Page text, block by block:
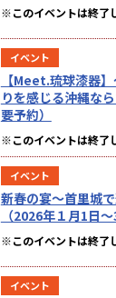
※このイベントは終了
イベント
【Meet.琉球漆器
りを感じる沖縄な
要予約）
※このイベントは終了
イベント
新春の宴～首里城
（2026年１月1日～
※このイベントは終了
イベント